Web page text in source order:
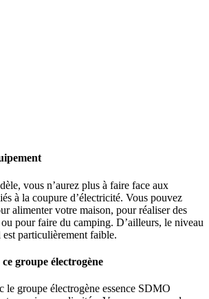
vous n’aurez plus à faire face aux
à la coupure d’électricité. Vous pouvez
alimenter votre maison, pour réaliser des
pour faire du camping. D’ailleurs, le niveau
est particulièrement faible.
groupe électrogène
le groupe électrogène essence SDMO